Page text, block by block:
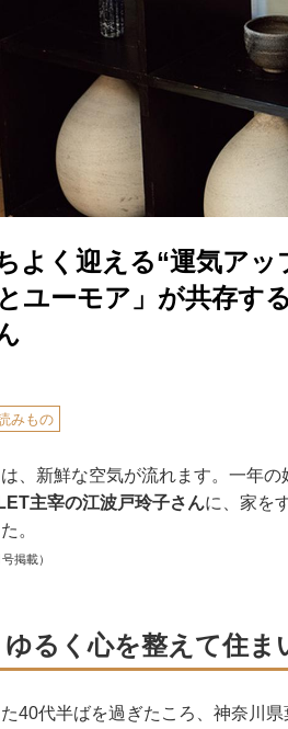
よく迎える“運気ア
ユーモア」が共存す
みもの
、新鮮な空気が流れます。一年
主宰の江波戸玲子さんに、家を
。
掲載）
るく心を整えて住ま
40代半ばを過ぎたころ、神奈川